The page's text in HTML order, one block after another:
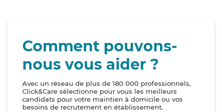
Comment pouvons-
nous vous aider ?
Avec un réseau de plus de 180 000 professionnels,
Click&Care sélectionne pour vous les meilleurs
candidats pour votre maintien à domicile ou vos
besoins de recrutement en établissement.